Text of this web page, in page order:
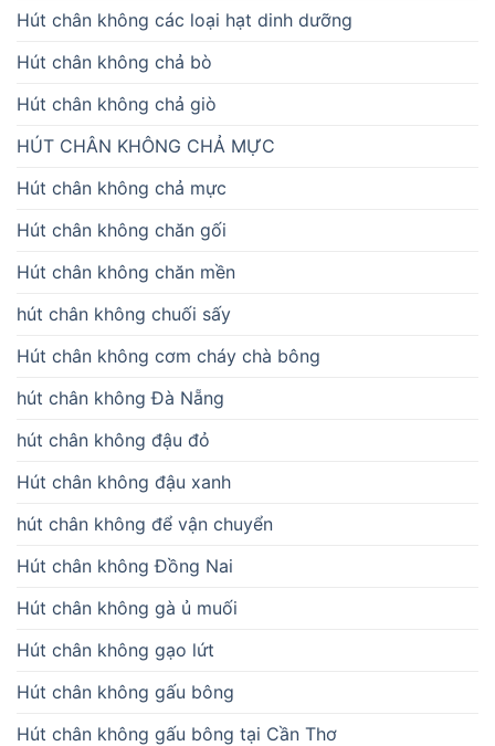
Hút chân không các loại hạt dinh dưỡng
Hút chân không chả bò
Hút chân không chả giò
HÚT CHÂN KHÔNG CHẢ MỰC
Hút chân không chả mực
Hút chân không chăn gối
Hút chân không chăn mền
hút chân không chuối sấy
Hút chân không cơm cháy chà bông
hút chân không Đà Nẵng
hút chân không đậu đỏ
Hút chân không đậu xanh
hút chân không để vận chuyển
Hút chân không Đồng Nai
Hút chân không gà ủ muối
Hút chân không gạo lứt
Hút chân không gấu bông
Hút chân không gấu bông tại Cần Thơ